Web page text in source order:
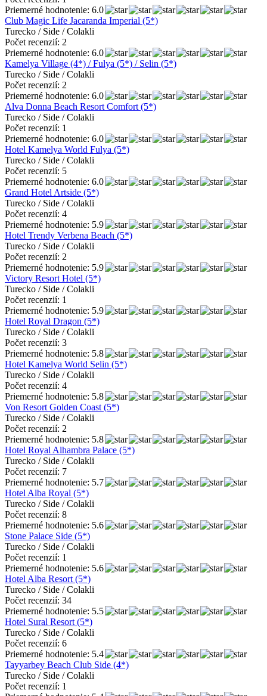
Priemerné hodnotenie: 6.0
Club Magic Life Jacaranda Imperial (5*)
Turecko / Side / Colakli
Počet recenzií: 2
Priemerné hodnotenie: 6.0
Kamelya Village (4*) / Fulya (5*) / Selin (5*)
Turecko / Side / Colakli
Počet recenzií: 2
Priemerné hodnotenie: 6.0
Alva Donna Beach Resort Comfort (5*)
Turecko / Side / Colakli
Počet recenzií: 1
Priemerné hodnotenie: 6.0
Hotel Kamelya World Fulya (5*)
Turecko / Side / Colakli
Počet recenzií: 5
Priemerné hodnotenie: 6.0
Grand Hotel Artside (5*)
Turecko / Side / Colakli
Počet recenzií: 4
Priemerné hodnotenie: 5.9
Hotel Trendy Verbena Beach (5*)
Turecko / Side / Colakli
Počet recenzií: 2
Priemerné hodnotenie: 5.9
Victory Resort Hotel (5*)
Turecko / Side / Colakli
Počet recenzií: 1
Priemerné hodnotenie: 5.9
Hotel Royal Dragon (5*)
Turecko / Side / Colakli
Počet recenzií: 3
Priemerné hodnotenie: 5.8
Hotel Kamelya World Selin (5*)
Turecko / Side / Colakli
Počet recenzií: 4
Priemerné hodnotenie: 5.8
Von Resort Golden Coast (5*)
Turecko / Side / Colakli
Počet recenzií: 2
Priemerné hodnotenie: 5.8
Hotel Royal Alhambra Palace (5*)
Turecko / Side / Colakli
Počet recenzií: 7
Priemerné hodnotenie: 5.7
Hotel Alba Royal (5*)
Turecko / Side / Colakli
Počet recenzií: 8
Priemerné hodnotenie: 5.6
Stone Palace Side (5*)
Turecko / Side / Colakli
Počet recenzií: 1
Priemerné hodnotenie: 5.6
Hotel Alba Resort (5*)
Turecko / Side / Colakli
Počet recenzií: 34
Priemerné hodnotenie: 5.5
Hotel Sural Resort (5*)
Turecko / Side / Colakli
Počet recenzií: 6
Priemerné hodnotenie: 5.4
Tayyarbey Beach Club Side (4*)
Turecko / Side / Colakli
Počet recenzií: 1